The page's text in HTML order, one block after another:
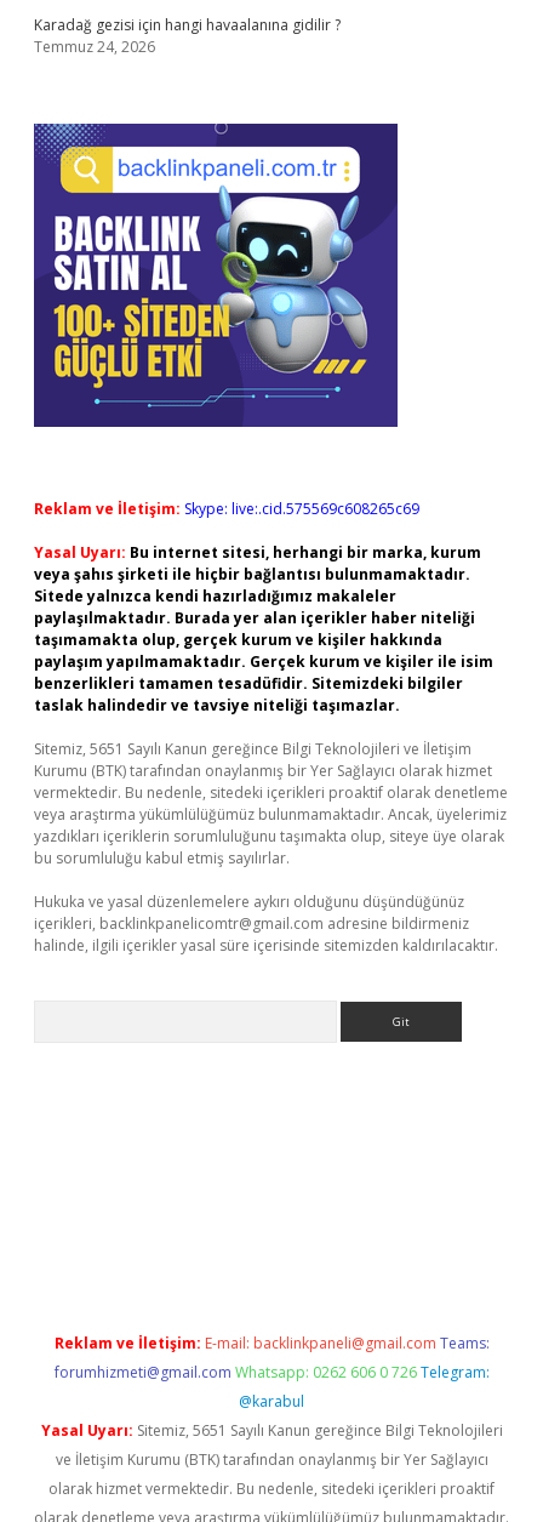
Karadağ gezisi için hangi havaalanına gidilir ?
Temmuz 24, 2026
Reklam ve İletişim: Skype: live:.cid.575569c608265c69
Yasal Uyarı: Bu internet sitesi, herhangi bir marka, kurum
veya şahıs şirketi ile hiçbir bağlantısı bulunmamaktadır.
Sitede yalnızca kendi hazırladığımız makaleler
paylaşılmaktadır. Burada yer alan içerikler haber niteliği
taşımamakta olup, gerçek kurum ve kişiler hakkında
paylaşım yapılmamaktadır. Gerçek kurum ve kişiler ile isim
benzerlikleri tamamen tesadüfidir. Sitemizdeki bilgiler
taslak halindedir ve tavsiye niteliği taşımazlar.
Sitemiz, 5651 Sayılı Kanun gereğince Bilgi Teknolojileri ve İletişim
Kurumu (BTK) tarafından onaylanmış bir Yer Sağlayıcı olarak hizmet
vermektedir. Bu nedenle, sitedeki içerikleri proaktif olarak denetleme
veya araştırma yükümlülüğümüz bulunmamaktadır. Ancak, üyelerimiz
yazdıkları içeriklerin sorumluluğunu taşımakta olup, siteye üye olarak
bu sorumluluğu kabul etmiş sayılırlar.
Hukuka ve yasal düzenlemelere aykırı olduğunu düşündüğünüz
içerikleri, backlinkpanelicomtr@gmail.com adresine bildirmeniz
halinde, ilgili içerikler yasal süre içerisinde sitemizden kaldırılacaktır.
Reklam ve İletişim: E-mail: backlinkpaneli@gmail.com Teams:
forumhizmeti@gmail.com Whatsapp: 0262 606 0 726 Telegram:
@karabul
Yasal Uyarı: Sitemiz, 5651 Sayılı Kanun gereğince Bilgi Teknolojileri
ve İletişim Kurumu (BTK) tarafından onaylanmış bir Yer Sağlayıcı
olarak hizmet vermektedir. Bu nedenle, sitedeki içerikleri proaktif
olarak denetleme veya araştırma yükümlülüğümüz bulunmamaktadır.